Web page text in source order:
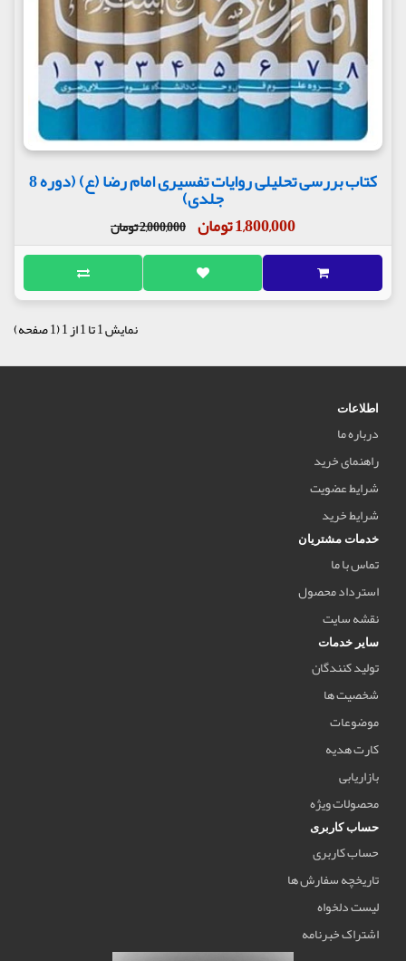
کتاب بررسی تحلیلی روایات تفسیری امام رضا (ع) (دوره 8
جلدی)
1,800,000 تومان
2,000,000 تومان
نمایش 1 تا 1 از 1 (1 صفحه)
اطلاعات
درباره ما
راهنمای خرید
شرایط عضویت
شرایط خرید
خدمات مشتریان
تماس با ما
استرداد محصول
نقشه سایت
سایر خدمات
تولید کنندگان
شخصیت ها
موضوعات
کارت هدیه
بازاریابی
محصولات ویژه
حساب کاربری
حساب کاربری
تاریخچه سفارش ها
لیست دلخواه
اشتراک خبرنامه